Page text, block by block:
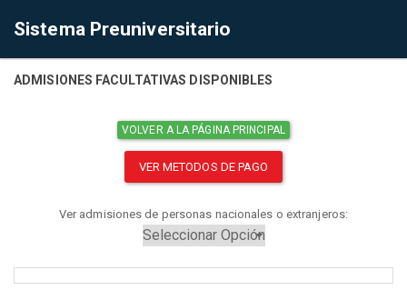
Sistema Preuniversitario
ADMISIONES FACULTATIVAS DISPONIBLES
VOLVER A LA PÁGINA PRINCIPAL
VER METODOS DE PAGO
Ver admisiones de personas nacionales o extranjeros: